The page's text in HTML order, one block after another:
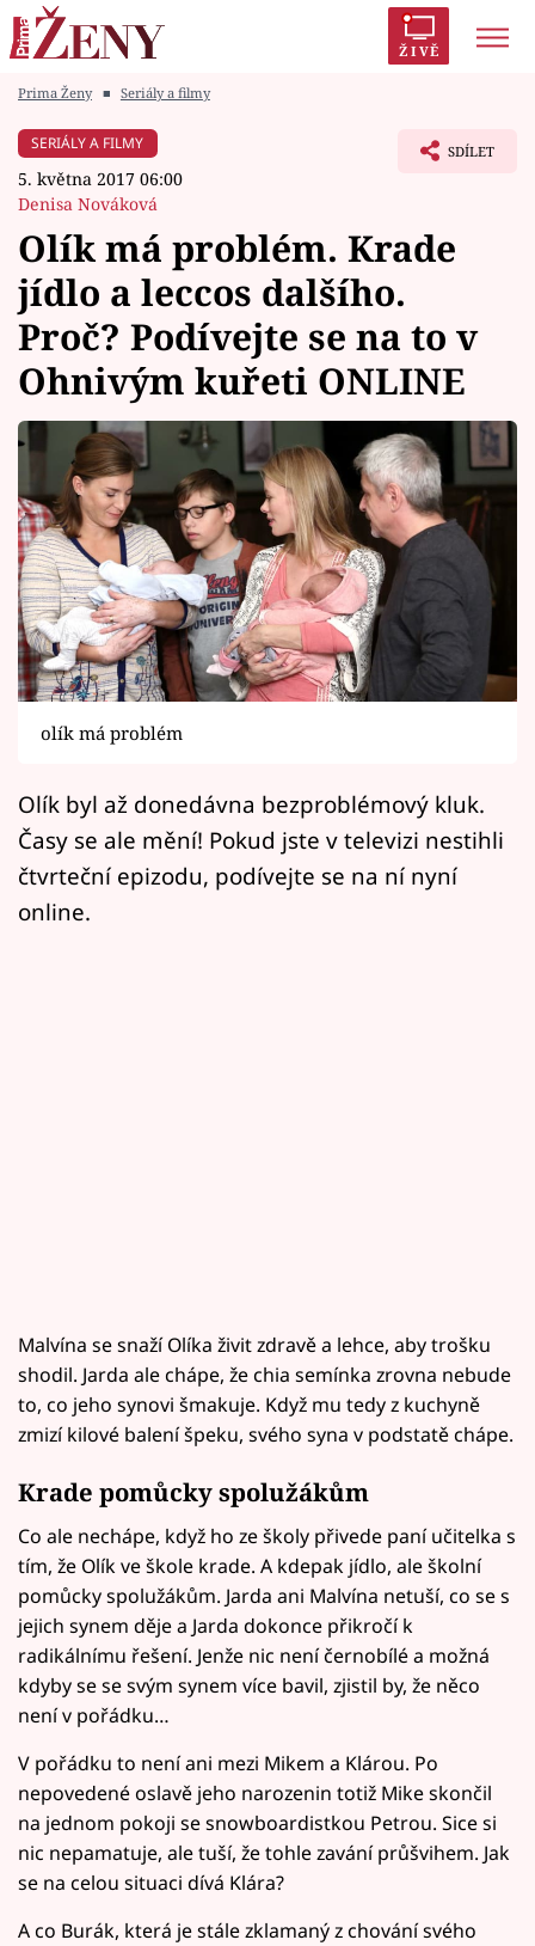
ŽIVĚ
Módní alarm
Témata
Celebrity
Vztahy
Seriály
Horoskopy
Sledujte prima+
Filmový festival Karlovy Vary
Přihlášení
Prima Ženy ■ Seriály a filmy
SERIÁLY A FILMY
5. května 2017 06:00
Denisa Nováková
SDÍLET
Olík má problém. Krade
jídlo a leccos dalšího.
Proč? Podívejte se na to v
Ohnivým kuřeti ONLINE
olík má problém
Olík byl až donedávna bezproblémový kluk.
Časy se ale mění! Pokud jste v televizi nestihli
čtvrteční epizodu, podívejte se na ní nyní
online.
Malvína se snaží Olíka živit zdravě a lehce, aby trošku
shodil. Jarda ale chápe, že chia semínka zrovna nebude
to, co jeho synovi šmakuje. Když mu tedy z kuchyně
zmizí kilové balení špeku, svého syna v podstatě chápe.
Krade pomůcky spolužákům
Co ale nechápe, když ho ze školy přivede paní učitelka s
tím, že Olík ve škole krade. A kdepak jídlo, ale školní
pomůcky spolužákům. Jarda ani Malvína netuší, co se s
jejich synem děje a Jarda dokonce přikročí k
radikálnímu řešení. Jenže nic není černobílé a možná
kdyby se se svým synem více bavil, zjistil by, že něco
není v pořádku…
V pořádku to není ani mezi Mikem a Klárou. Po
nepovedené oslavě jeho narozenin totiž Mike skončil
na jednom pokoji se snowboardistkou Petrou. Sice si
nic nepamatuje, ale tuší, že tohle zavání průšvihem. Jak
se na celou situaci dívá Klára?
A co Burák, která je stále zklamaný z chování svého